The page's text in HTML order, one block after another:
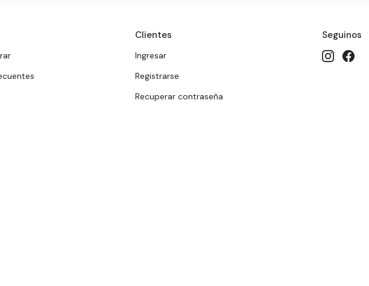
Clientes
Ingresar
Registrarse
Recuperar contraseña
Seguinos